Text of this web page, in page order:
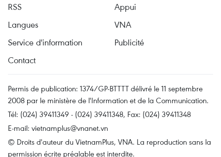
RSS
Appui
Langues
VNA
Service d'information
Publicité
Contact
Permis de publication: 1374/GP-BTTTT délivré le 11 septembre
2008 par le ministère de l'Information et de la Communication.
Tél: (024) 39411349 - (024) 39411348, Fax: (024) 39411348
E-mail: vietnamplus@vnanet.vn
© Droits d'auteur du VietnamPlus, VNA. La reproduction sans la
permission écrite préalable est interdite.